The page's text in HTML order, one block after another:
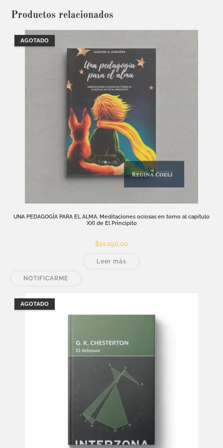
Productos relacionados
AGOTADO
UNA PEDAGOGÍA PARA EL ALMA. Meditaciones ociosas en torno al capitulo
XXI de El Principito
$10.290,00
Leer más
NOTIFICARME
AGOTADO